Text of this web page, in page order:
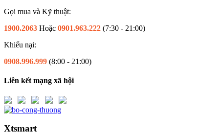
Gọi mua và Kỹ thuật:
1900.2063 Hoặc 0901.963.222 (7:30 - 21:00)
Khiếu nại:
0908.996.999 (8:00 - 21:00)
Liên kết mạng xã hội
Xtsmart